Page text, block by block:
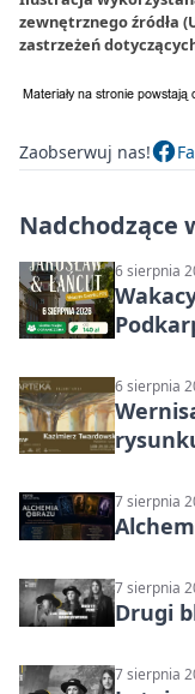
zewnętrznego źródła
zastrzeżeń
Zaobserwuj nas!
Nadchodzące
6 sierpnia
6 sierpnia
7 sierpnia
7 sierpnia
Drugi
7 sierpnia